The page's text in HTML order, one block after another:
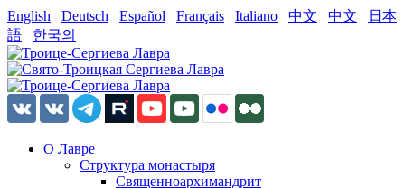
English Deutsch Español Français Italiano 中文 中文
日本
語
한국의
О Лавре
Структура монастыря
Священноархимандрит